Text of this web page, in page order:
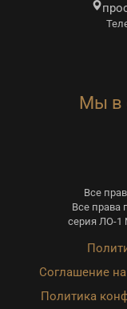
Мы в
Все
Все права
серия ЛО-1
Соглашение
Политика